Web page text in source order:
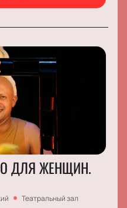
ДЛЯ ЖЕНЩИН.
Театральный зал